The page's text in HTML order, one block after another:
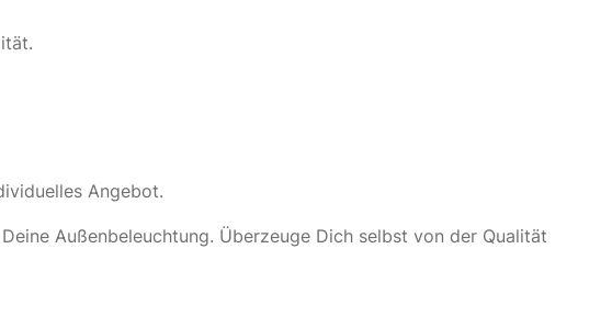
Angebot.
Außenbeleuchtung. Überzeuge Dich selbst von der Qualität